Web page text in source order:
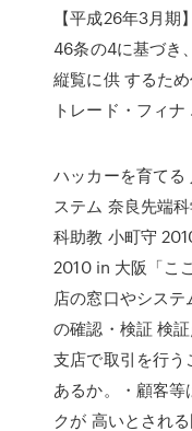
【平成26年3月
46条の4に基づき
縦覧に供 するた
トレード・フィ
ハッカーを育てる
ステム 奈良先端
科助教 小町守
2010 in 大阪「こ
店の窓口やシス
の確認・検証 検
支店で取引を行
あるか。・顧客等
クが 高いとされ